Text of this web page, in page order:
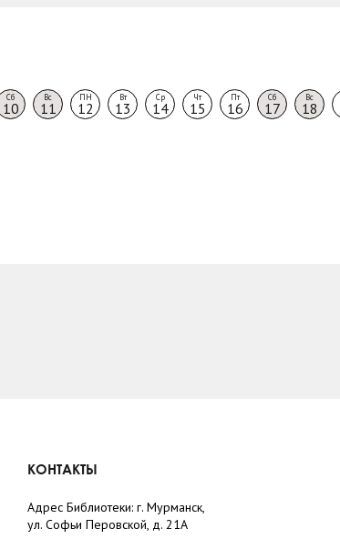
Сб
10
Вс
11
ПН
12
Вт
13
Ср
14
Чт
15
Пт
16
Сб
17
Вс
18
КОНТАКТЫ
Адрес Библиотеки: г. Мурманск,
ул. Софьи Перовской, д. 21А